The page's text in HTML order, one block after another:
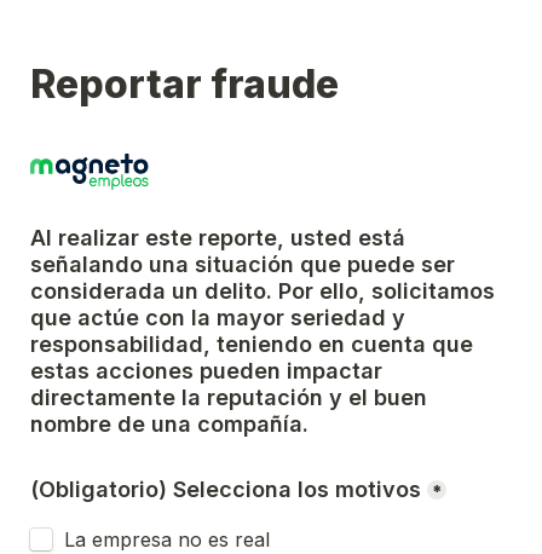
Reportar fraude
Al realizar este reporte, usted está
señalando una situación que puede ser
considerada un delito. Por ello, solicitamos
que actúe con la mayor seriedad y
responsabilidad, teniendo en cuenta que
estas acciones pueden impactar
directamente la reputación y el buen
nombre de una compañía.
(Obligatorio) Selecciona los motivos *
La empresa no es real